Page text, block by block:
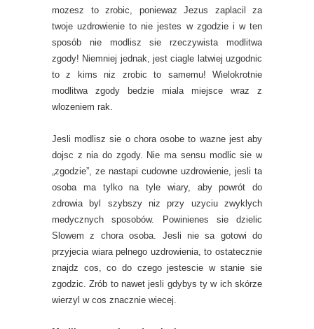
mozesz to zrobic, poniewaz Jezus zaplacil za
twoje uzdrowienie to nie jestes w zgodzie i w ten
sposób nie modlisz sie rzeczywista modlitwa
zgody! Niemniej jednak, jest ciagle latwiej uzgodnic
to z kims niz zrobic to samemu! Wielokrotnie
modlitwa zgody bedzie miala miejsce wraz z
wlozeniem rak.
Jesli modlisz sie o chora osobe to wazne jest aby
dojsc z nia do zgody. Nie ma sensu modlic sie w
„zgodzie”, ze nastapi cudowne uzdrowienie, jesli ta
osoba ma tylko na tyle wiary, aby powrót do
zdrowia byl szybszy niz przy uzyciu zwyklych
medycznych sposobów. Powinienes sie dzielic
Slowem z chora osoba. Jesli nie sa gotowi do
przyjecia wiara pelnego uzdrowienia, to ostatecznie
znajdz cos, co do czego jestescie w stanie sie
zgodzic. Zrób to nawet jesli gdybys ty w ich skórze
wierzyl w cos znacznie wiecej.